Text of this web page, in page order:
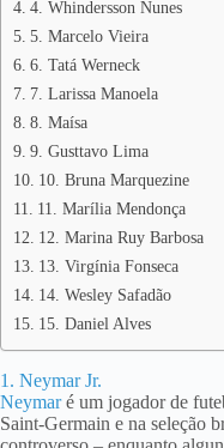
4. Whindersson Nunes
5. Marcelo Vieira
6. Tatá Werneck
7. Larissa Manoela
8. Maísa
9. Gusttavo Lima
10. Bruna Marquezine
11. Marília Mendonça
12. Marina Ruy Barbosa
13. Virgínia Fonseca
14. Wesley Safadão
15. Daniel Alves
1. Neymar Jr.
Neymaré um jogador de
Saint-Germain e na seleção